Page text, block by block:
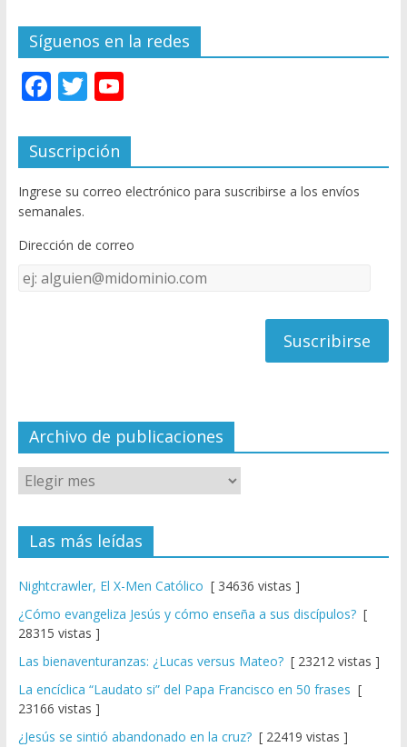
Síguenos en la redes
F
e
b
o
o
k
T
itt
er
Y
u
T
u
e
C
el
Suscripción
Ingrese su correo electrónico para suscribirse a los envíos
semanales.
Dirección de correo
Dirección
de
Archivo de publicaciones
Las más leídas
Nightcrawler, El X-Men Católico [ 34636 vistas ]
¿Cómo evangeliza Jesús y cómo enseña a sus discípulos?[
28315 vistas ]
Las bienaventuranzas: ¿Lucas versus Mateo?[ 23212 vistas ]
La encíclica “Laudato si” del Papa Francisco en 50 frases [
23166 vistas ]
¿Jesús se sintió abandonado en la cruz?[ 22419 vistas ]